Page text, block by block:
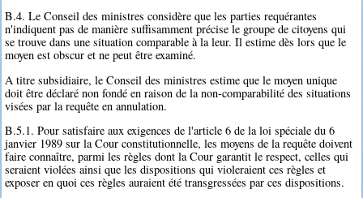
B.4. Le Conseil des ministres considère que les parties requérantes
n'indiquent pas de manière suffisamment précise le groupe de citoyens qui
se trouve dans une situation comparable à la leur. Il estime dès lors que le
moyen est obscur et ne peut être examiné.
A titre subsidiaire, le Conseil des ministres estime que le moyen unique
doit être déclaré non fondé en raison de la non-comparabilité des situations
visées par la requête en annulation.
B.5.1. Pour satisfaire aux exigences de l'article 6 de la loi spéciale du 6
janvier 1989 sur la Cour constitutionnelle, les moyens de la requête doivent
faire connaître, parmi les règles dont la Cour garantit le respect, celles qui
seraient violées ainsi que les dispositions qui violeraient ces règles et
exposer en quoi ces règles auraient été transgressées par ces dispositions.